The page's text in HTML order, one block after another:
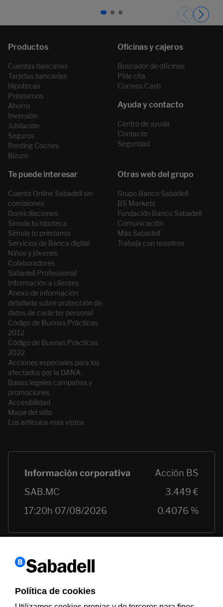
Cuentas bancarias
Tarjetas bancarias
Hipotecas
Préstamos
Ahorro
Inversión
Jubilación
Seguros
Renting Coches
Bizum
Buscador de oficinas
Pide cita
Correos Cash
Centro de ayuda
Contacto
Seguridad
Cuenta Online Sabadell sin
comisiones
Domiciliaciones
Simula tu hipoteca
Simula tu préstamo
Servicios de Banca digital
Niños y jóvenes
Colaboradores
Sabadell Professional
Información a clientes
Anexo de información
detallada sobre protección de
datos de carácter personal
Código de Buenas Prácticas
2012
Código de Buenas Prácticas
2022
Acciones especiales para los
afectados por la DANA
Bases legales campañas y
promociones
Accesibilidad
Mapa del sitio
Los artículos más vistos
Grupo Banco Sabadell
BS Markets
Fundación Banco Sabadell
Comunicación
Más Sabadell
Trabaja con nosotros
Política de cookies